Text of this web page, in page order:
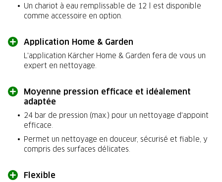
Un chariot à eau remplissable de 12 l est disponible
comme accessoire en option.
Application Home & Garden
L'application Kärcher Home & Garden fera de vous un
expert en nettoyage.
Moyenne pression efficace et idéalement
adaptée
24 bar de pression (max.) pour un nettoyage d'appoint
efficace.
Permet un nettoyage en douceur, sécurisé et fiable, y
compris des surfaces délicates.
Flexible